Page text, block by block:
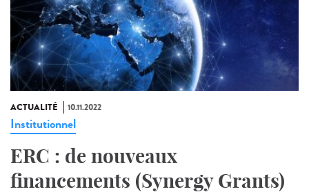
ACTUALITÉ 10.11.2022
Institutionnel
ERC : de nouveaux
financements (Synergy Grants)